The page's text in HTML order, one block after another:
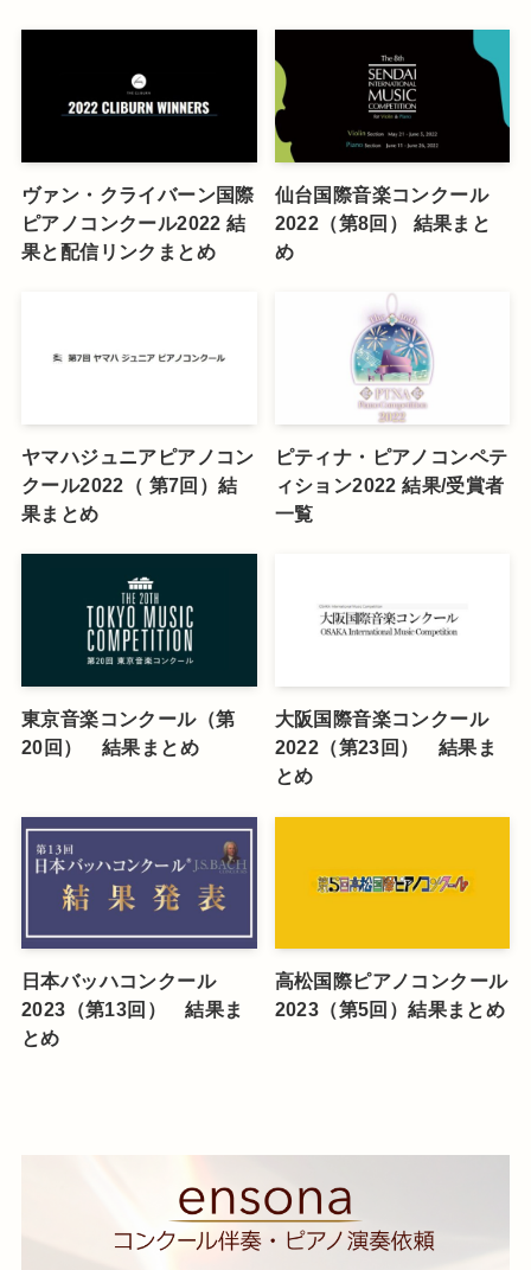
ヴァン・クライバーン国際
ピアノコンクール2022 結
果と配信リンクまとめ
仙台国際音楽コンクール
2022（第8回） 結果まと
め
ヤマハジュニアピアノコン
クール2022（ 第7回）結
果まとめ
ピティナ・ピアノコンペテ
ィション2022 結果/受賞者
一覧
東京音楽コンクール（第
20回） 結果まとめ
大阪国際音楽コンクール
2022（第23回） 結果ま
とめ
日本バッハコンクール
2023（第13回） 結果ま
とめ
高松国際ピアノコンクール
2023（第5回）結果まとめ